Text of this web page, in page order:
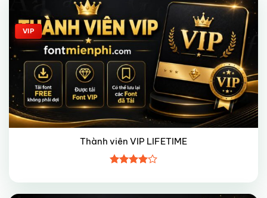
VIP
Thành viên VIP LIFETIME
xếp hạng
45 sao